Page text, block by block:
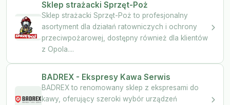
Sklep strażacki Sprzęt-Poż
Sklep strażacki Sprzęt-Poż to profesjonalny
asortyment dla działań ratowniczych i ochrony
przeciwpożarowej, dostępny również dla klientów
z Opola....
BADREX - Ekspresy Kawa Serwis
BADREX to renomowany sklep z ekspresami do
kawy, oferujący szeroki wybór urządzeń